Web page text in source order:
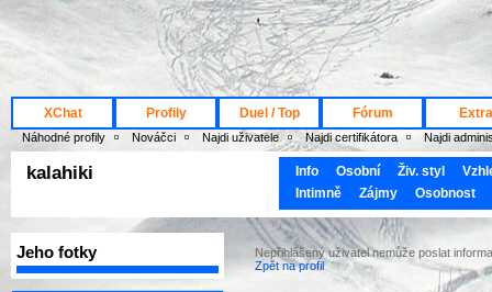
XChat Profily Duel / Top Fórum Extra
Náhodné profily Nováčci Najdi uživatele Najdi certifikátora Najdi
kalahiki Info Osobní Živ. styl
Intimně
Zájmy Osobnost
Jeho fotky
Nepřihlášený uživatel nemůže poslat
Zpět na profil